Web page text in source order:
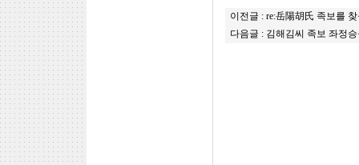
이전글 : re:岳陽胡氏 족보를
다음글 : 김해김씨 족보 좌정